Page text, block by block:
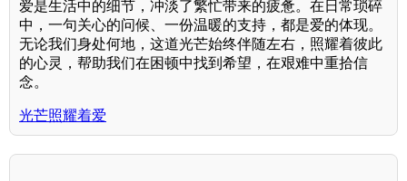
爱是生活中的细节，冲淡了繁忙带来的疲惫。在日常琐碎
中，一句关心的问候、一份温暖的支持，都是爱的体现。
无论我们身处何地，这道光芒始终伴随左右，照耀着彼此
的心灵，帮助我们在困顿中找到希望，在艰难中重拾信
念。
光芒照耀着爱